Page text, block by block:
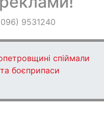
9531240
спіймали
боєприпаси